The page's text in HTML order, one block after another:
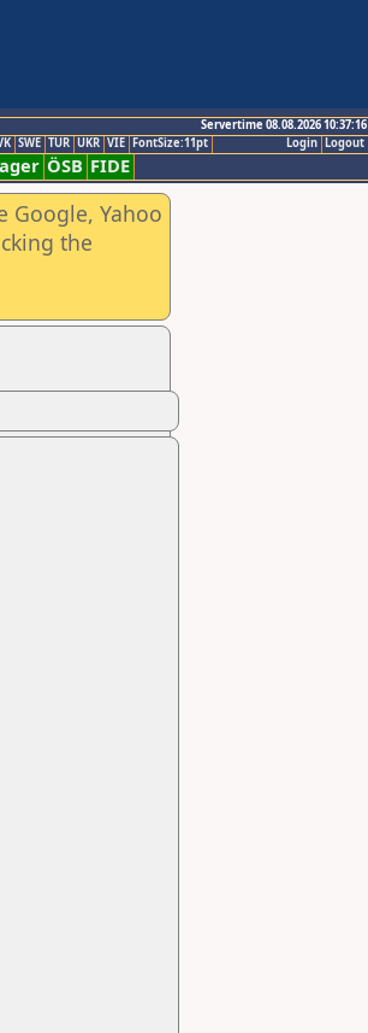
Servertime 08.08.2026 10:37:16
Logout
Login
SWE TUR UKR VIE FontSize:11pt
ÖSB FIDE
Google, Yahoo
the